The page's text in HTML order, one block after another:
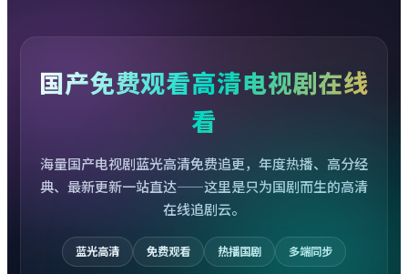
国产免费观看高清电视剧在线
看
海量国产电视剧蓝光高清免费追更，年度热播、高分经
典、最新更新一站直达——这里是只为国剧而生的高清
在线追剧云。
蓝光高清 免费观看 热播国剧 多端同步